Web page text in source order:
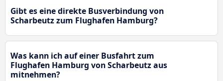
Gibt es eine direkte Busverbindung von
Scharbeutz zum Flughafen Hamburg?
Was kann ich auf einer Busfahrt zum
Flughafen Hamburg von Scharbeutz aus
mitnehmen?